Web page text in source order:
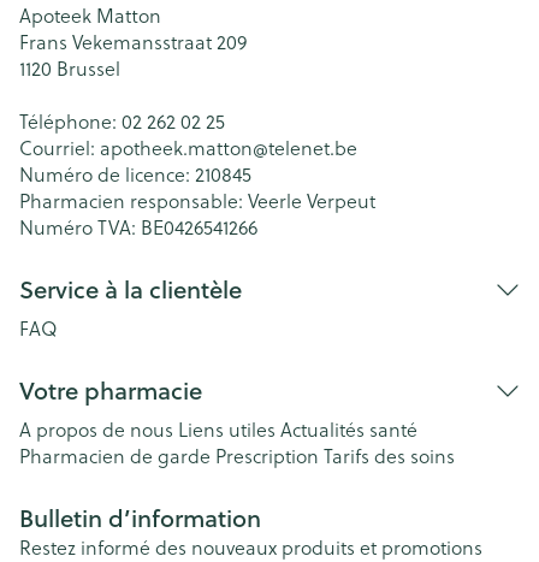
Apoteek Matton
Frans Vekemansstraat 209
1120 Brussel
Téléphone: 02 262 02 25
Courriel: apotheek.matton@telenet.be
Numéro de licence: 210845
Pharmacien responsable: Veerle Verpeut
Numéro TVA: BE0426541266
Service à la clientèle
FAQ
Votre pharmacie
A propos de nous Liens utiles Actualités santé
Pharmacien de garde Prescription Tarifs des soins
Bulletin d’information
Restez informé des nouveaux produits et promotions